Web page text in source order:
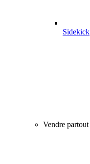
Sidekick
Vendre partout